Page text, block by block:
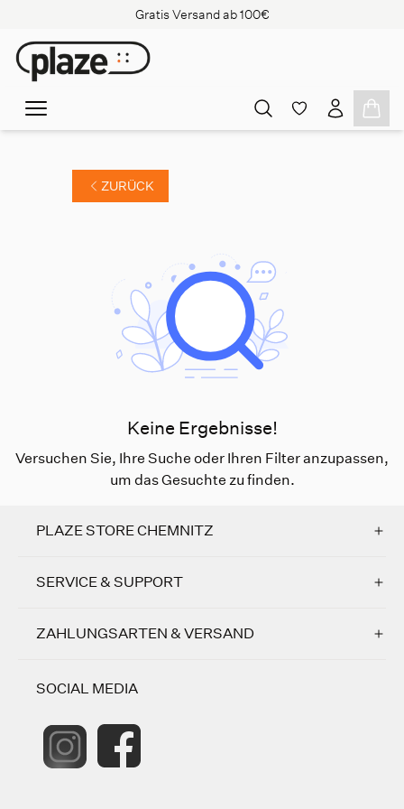
Gratis Versand ab 100€
ZURÜCK
Keine Ergebnisse!
Versuchen Sie, Ihre Suche oder Ihren Filter anzupassen,
um das Gesuchte zu finden.
PLAZE STORE CHEMNITZ
SERVICE & SUPPORT
ZAHLUNGSARTEN & VERSAND
SOCIAL MEDIA